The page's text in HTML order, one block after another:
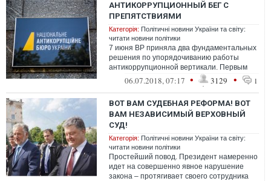
АНТИКОРРУПЦИОННЫЙ БЕГ С
ПРЕПЯТСТВИЯМИ
Категорія: Політичні новини України та світу:
читати новини політики
7 июня ВР приняла два фундаментальных
решения по упорядочиванию работы
антикоррупционной вертикали. Первым
стало позитивное голосование
парламента за ...
06.07.2018, 07:17 • 3129 • 1
ВОТ ВАМ СУДЕБНАЯ РЕФОРМА! ВОТ
ВАМ НЕЗАВИСИМЫЙ ВЕРХОВНЫЙ
СУД!
Категорія: Політичні новини України та світу:
читати новини політики
Простейший повод. Президент намеренно
идет на совершенно явное нарушение
закона – протягивает своего сотрудника